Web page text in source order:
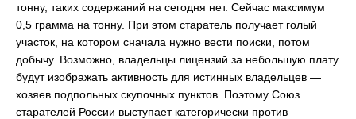
тонну, таких содержаний на сегодня нет. Сейчас максимум
0,5 грамма на тонну. При этом старатель получает голый
участок, на котором сначала нужно вести поиски, потом
добычу. Возможно, владельцы лицензий за небольшую плату
будут изображать активность для истинных владельцев —
хозяев подпольных скупочных пунктов. Поэтому Союз
старателей России выступает категорически против